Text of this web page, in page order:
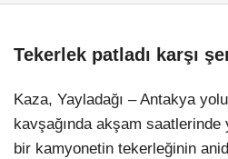
Tekerlek patladı karşı
Kaza, Yayladağı – Antakya
kavşağında akşam saatlerinde
bir kamyonetin tekerleğinin